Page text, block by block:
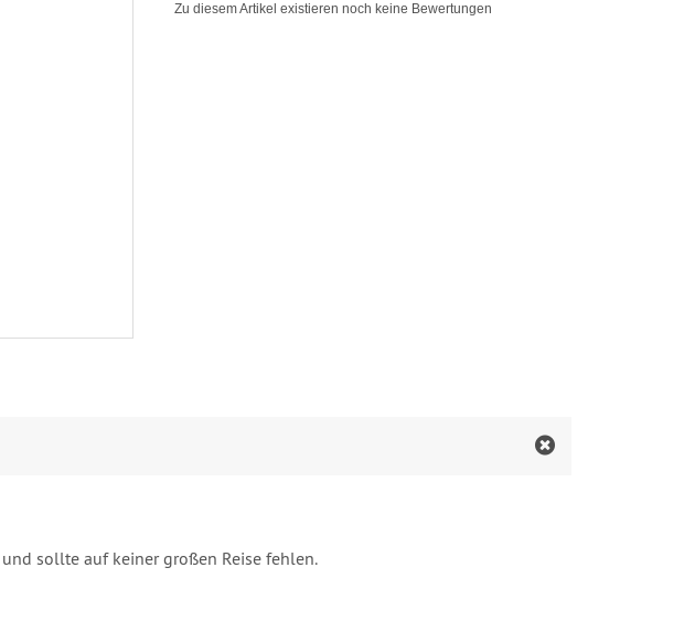
Zu diesem Artikel existieren noch keine Bewertungen
sollte auf keiner großen Reise fehlen.